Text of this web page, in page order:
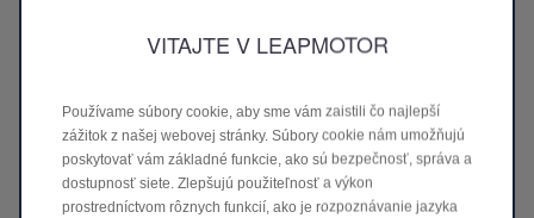
VITAJTE V LEAPMOTOR
Používame súbory cookie, aby sme vám zaistili čo najlepší
zážitok z našej webovej stránky. Súbory cookie nám umožňujú
poskytovať vám základné funkcie, ako sú bezpečnosť, správa a
dostupnosť siete. Zlepšujú použiteľnosť a výkon
prostredníctvom rôznych funkcií, ako je rozpoznávanie jazyka